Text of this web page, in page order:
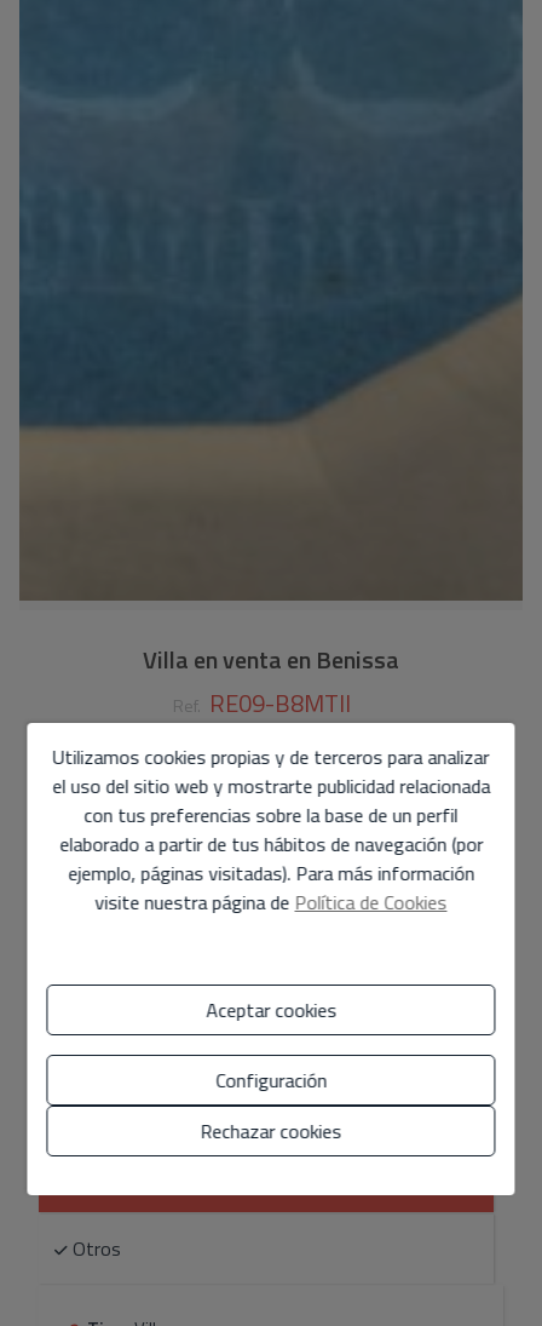
Villa en venta en Benissa
Ref. RE09-B8MTII
850.000 €
400 m2 2.200 m2 9
VillaenBenissa - Benissa
Sauna y zonas ajardinadas. 400m2 de vivienda y parcela
de 2.200m2 vistas al mar
Características
Otros
Utilizamos cookies propias y de terceros para analizar
el uso del sitio web y mostrarte publicidad relacionada
con tus preferencias sobre la base de un perfil
elaborado a partir de tus hábitos de navegación (por
ejemplo, páginas visitadas). Para más información
visite nuestra página de Política de Cookies
Aceptar cookies
Configuración
Rechazar cookies